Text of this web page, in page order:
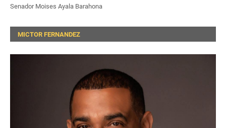
Senador Moises Ayala Barahona
MICTOR FERNANDEZ